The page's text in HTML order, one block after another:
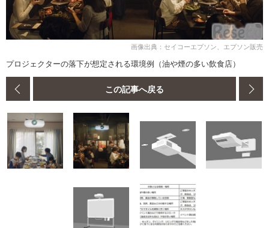
画像出典：セイコーエプソン、エプソン販売
プロジェクターの落下が想定される環境例（油や煙の多い飲食店）
この記事へ戻る